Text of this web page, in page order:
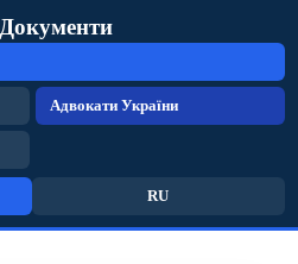
Документи
Адвокати України
RU